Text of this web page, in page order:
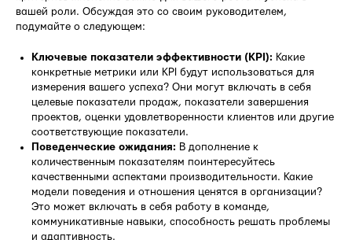
вашей роли. Обсуждая это со своим руководителем,
подумайте о следующем:
Ключевые показатели эффективности (KPI): Какие
конкретные метрики или KPI будут использоваться для
измерения вашего успеха? Они могут включать в себя
целевые показатели продаж, показатели завершения
проектов, оценки удовлетворенности клиентов или другие
соответствующие показатели.
Поведенческие ожидания: В дополнение к
количественным показателям поинтересуйтесь
качественными аспектами производительности. Какие
модели поведения и отношения ценятся в организации?
Это может включать в себя работу в команде,
коммуникативные навыки, способность решать проблемы
и адаптивность.